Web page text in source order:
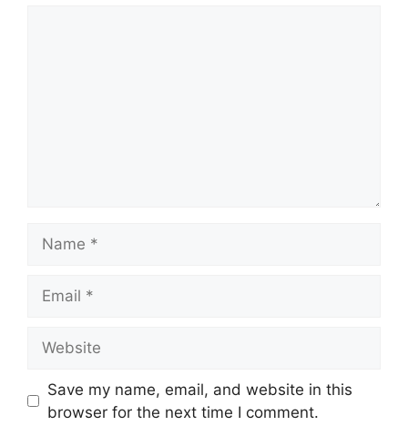
Save my name, email, and website in this
browser for the next time I comment.